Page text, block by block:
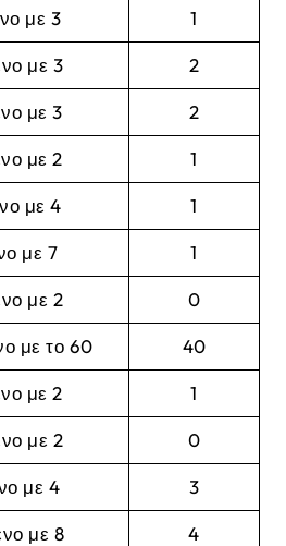
με 3 1
με 3 2
με 3 2
με 2 1
με 4 1
με 7 1
με 2 0
με το 60 40
με 2 1
με 2 0
με 4 3
με 8 4